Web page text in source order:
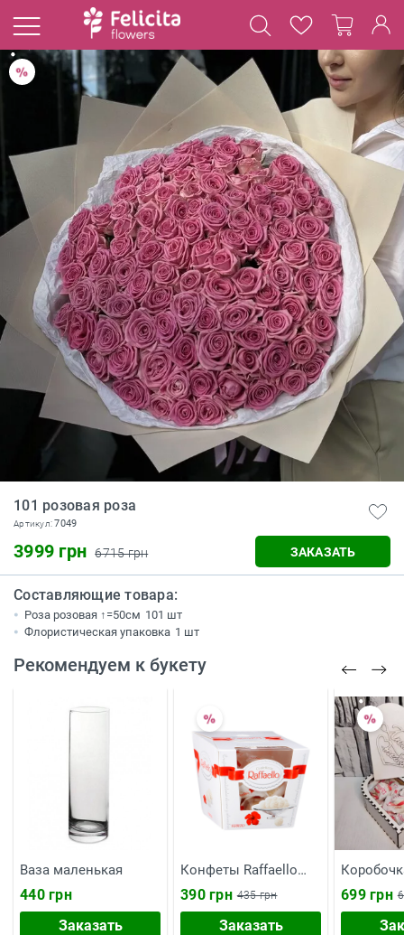
101 розовая роза
Артикул:7049
3999 грн 6715 грн ЗАКАЗАТЬ
Составляющие товара:
Роза розовая ↑=50см 101 шт
Флористическая упаковка 1 шт
Рекомендуем к букету
Ваза маленькая
440 грн
Заказать
Конфеты Raffaello
390 грн 435 грн
Заказать
699 грн